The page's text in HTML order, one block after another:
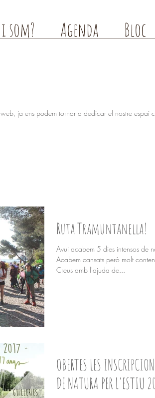
som? Agenda Bloc
ens podem tornar a dedicar el nostre espai cibernètic...
Ruta Tramuntanella!
Avui acabem 5 dies intensos de
Acabem cansats però molt
Creus amb l'ajuda de...
OBERTES LES
DE NATURA PER L'ESTIU